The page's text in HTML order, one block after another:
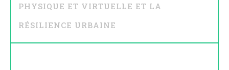
PHYSIQUE ET VIRTUELLE ET LA
RÉSILIENCE URBAINE